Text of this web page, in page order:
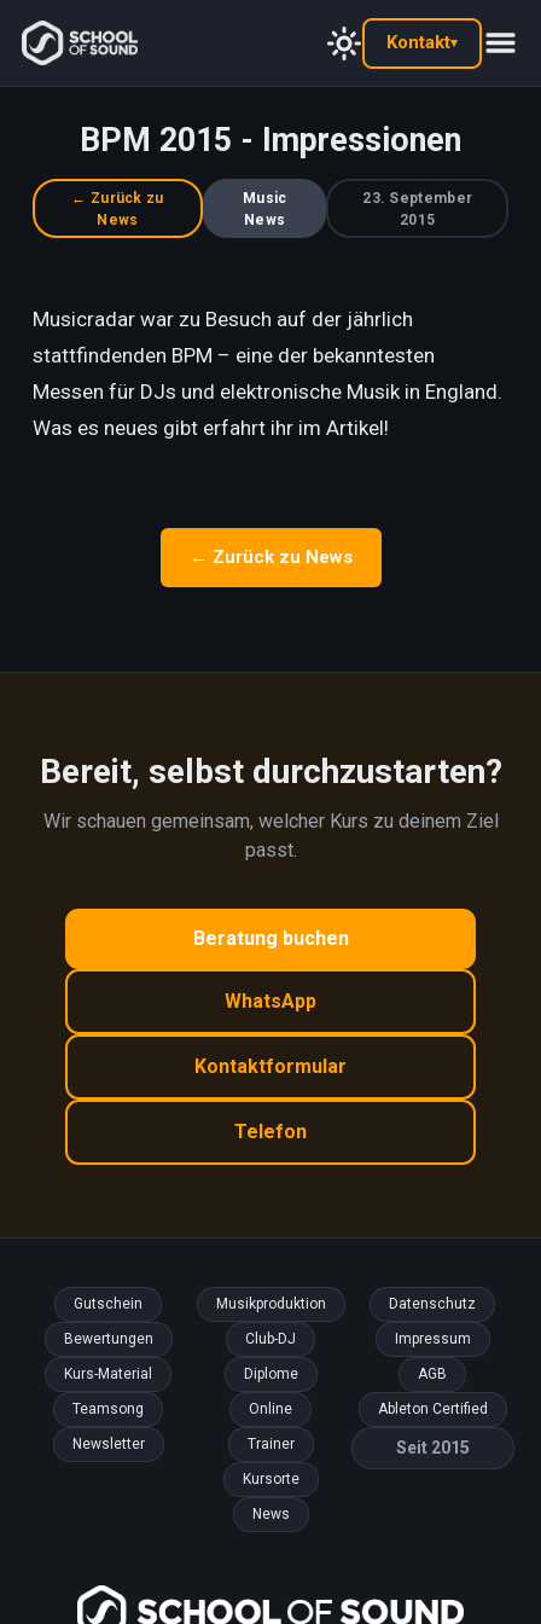
Kontakt▾
BPM 2015 - Impressionen
← Zurück zu
News
Music
News
23. September
2015
Musicradar war zu Besuch auf der jährlich
stattfindenden BPM – eine der bekanntesten
Messen für DJs und elektronische Musik in England.
Was es neues gibt erfahrt ihr im Artikel!
← Zurück zu News
Bereit, selbst durchzustarten?
Wir schauen gemeinsam, welcher Kurs zu deinem Ziel
passt.
Beratung buchen
WhatsApp
Kontaktformular
Telefon
Gutschein
Bewertungen
Kurs-Material
Teamsong
Newsletter
Musikproduktion
Club-DJ
Diplome
Online
Trainer
Kursorte
News
Datenschutz
Impressum
AGB
Ableton Certified
Seit 2015